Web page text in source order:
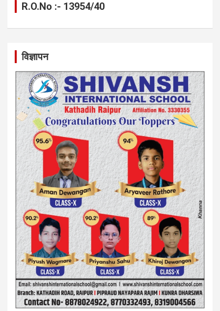
R.O.No :- 13954/40
विज्ञापन